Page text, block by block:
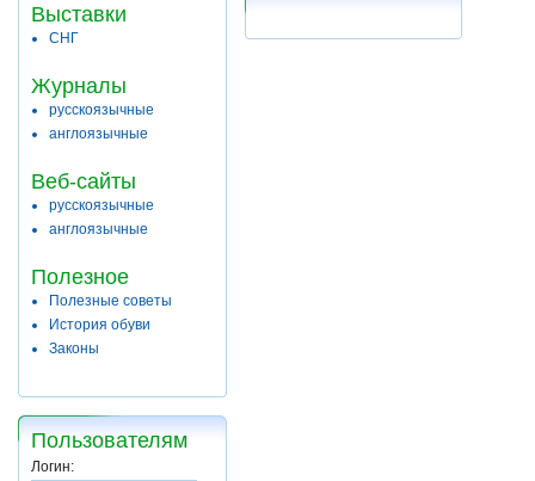
Выставки
СНГ
Журналы
русскоязычные
англоязычные
Веб-сайты
русскоязычные
англоязычные
Полезное
Полезные советы
История обуви
Законы
Пользователям
Логин: